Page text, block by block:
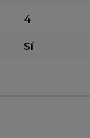
4
Sí